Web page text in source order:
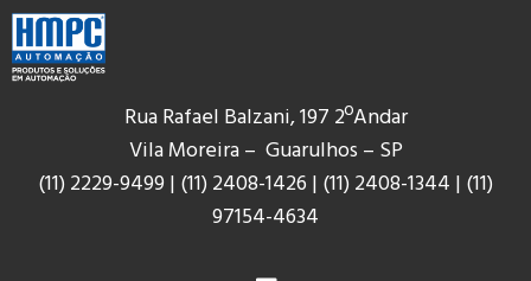
Rua Rafael Balzani, 197 2ºAndar
Vila Moreira – Guarulhos – SP
(11) 2229-9499| (11) 2408-1426 | (11) 2408-1344 | (11)
97154-4634